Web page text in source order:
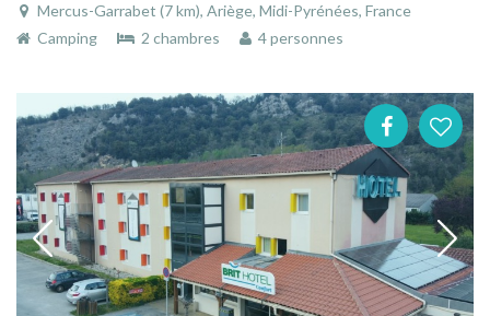
Mercus-Garrabet (7 km), Ariège, Midi-Pyrénées, France
Camping
2 chambres 4 personnes